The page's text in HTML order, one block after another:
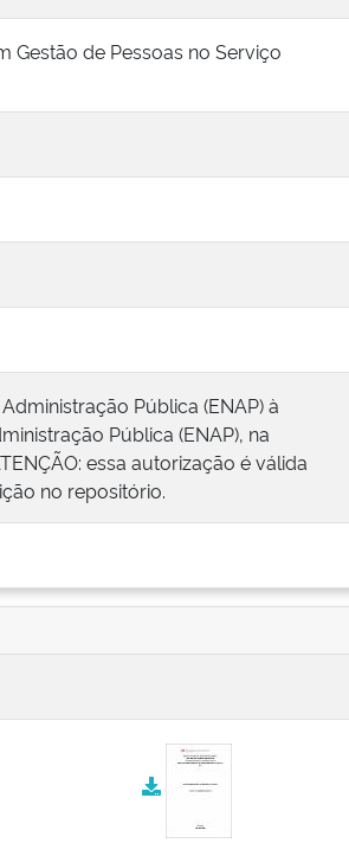
Gestão de Pessoas no Serviço
Pública (ENAP) à
Pública (ENAP), na
essa autorização é válida
no repositório.